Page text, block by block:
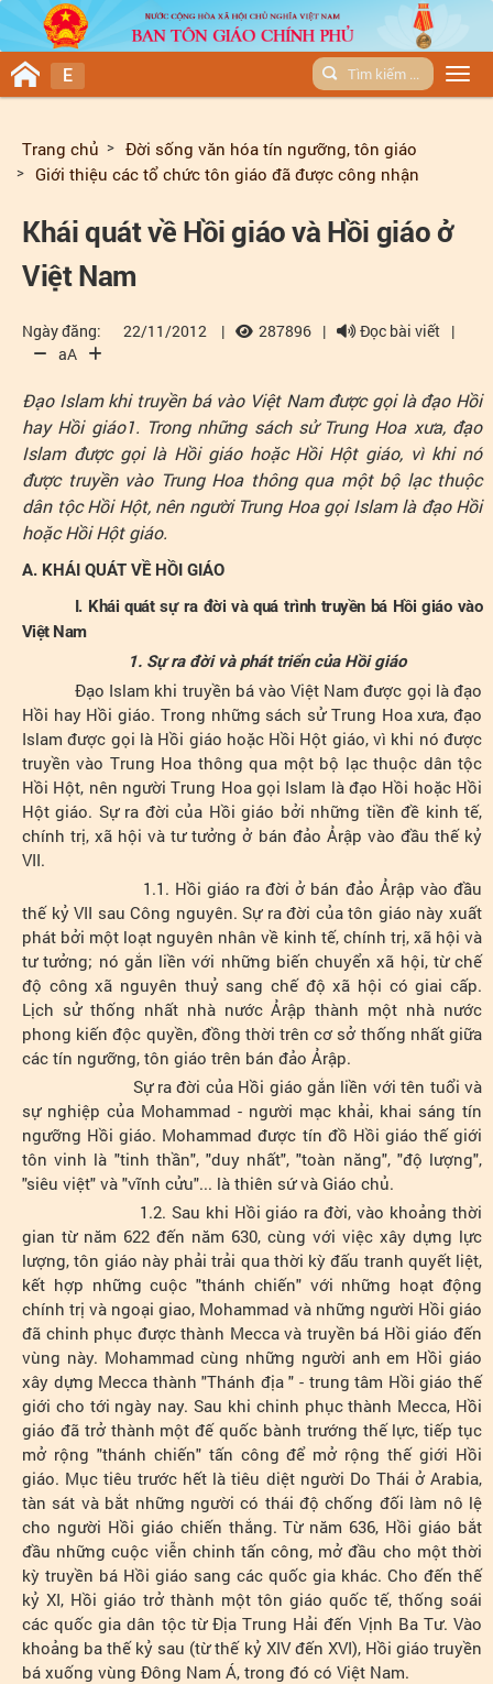
E
Trang chủ
Đời sống văn hóa tín ngưỡng, tôn giáo
Giới thiệu các tổ chức tôn giáo đã được công nhận
Khái quát về Hồi giáo và Hồi giáo ở
Việt Nam
Ngày đăng: 22/11/2012 | 287896 | Đọc bài viết |
aA
Đạo Islam khi truyền bá vào Việt Nam được gọi là đạo Hồi
hay Hồi giáo1. Trong những sách sử Trung Hoa xưa, đạo
Islam được gọi là Hồi giáo hoặc Hồi Hột giáo, vì khi nó
được truyền vào Trung Hoa thông qua một bộ lạc thuộc
dân tộc Hồi Hột, nên người Trung Hoa gọi Islam là đạo Hồi
hoặc Hồi Hột giáo.
A. KHÁI QUÁT VỀ HỒI GIÁO
I. Khái quát sự ra đời và quá trình truyền bá Hồi giáo vào
Việt Nam
1. Sự ra đời và phát triển của Hồi giáo
Đạo Islam khi truyền bá vào Việt Nam được gọi là đạo
Hồi hay Hồi giáo. Trong những sách sử Trung Hoa xưa, đạo
Islam được gọi là Hồi giáo hoặc Hồi Hột giáo, vì khi nó được
truyền vào Trung Hoa thông qua một bộ lạc thuộc dân tộc
Hồi Hột, nên người Trung Hoa gọi Islam là đạo Hồi hoặc Hồi
Hột giáo. Sự ra đời của Hồi giáo bởi những tiền đề kinh tế,
chính trị, xã hội và tư tưởng ở bán đảo Ảrập vào đầu thế kỷ
VII.
1.1. Hồi giáo ra đời ở bán đảo Ảrập vào đầu
thế kỷ VII sau Công nguyên. Sự ra đời của tôn giáo này xuất
phát bởi một loạt nguyên nhân về kinh tế, chính trị, xã hội và
tư tưởng; nó gắn liền với những biến chuyển xã hội, từ chế
độ công xã nguyên thuỷ sang chế độ xã hội có giai cấp.
Lịch sử thống nhất nhà nước Ảrập thành một nhà nước
phong kiến độc quyền, đồng thời trên cơ sở thống nhất giữa
các tín ngưỡng, tôn giáo trên bán đảo Ảrập.
Sự ra đời của Hồi giáo gắn liền với tên tuổi và
sự nghiệp của Mohammad - người mạc khải, khai sáng tín
ngưỡng Hồi giáo. Mohammad được tín đồ Hồi giáo thế giới
tôn vinh là "tinh thần", "duy nhất", "toàn năng", "độ lượng",
"siêu việt" và "vĩnh cửu"... là thiên sứ và Giáo chủ.
1.2. Sau khi Hồi giáo ra đời, vào khoảng thời
gian từ năm 622 đến năm 630, cùng với việc xây dựng lực
lượng, tôn giáo này phải trải qua thời kỳ đấu tranh quyết liệt,
kết hợp những cuộc "thánh chiến" với những hoạt động
chính trị và ngoại giao, Mohammad và những người Hồi giáo
đã chinh phục được thành Mecca và truyền bá Hồi giáo đến
vùng này. Mohammad cùng những người anh em Hồi giáo
xây dựng Mecca thành "Thánh địa " - trung tâm Hồi giáo thế
giới cho tới ngày nay. Sau khi chinh phục thành Mecca, Hồi
giáo đã trở thành một đế quốc bành trướng thế lực, tiếp tục
mở rộng "thánh chiến" tấn công để mở rộng thế giới Hồi
giáo. Mục tiêu trước hết là tiêu diệt người Do Thái ở Arabia,
tàn sát và bắt những người có thái độ chống đối làm nô lệ
cho người Hồi giáo chiến thắng. Từ năm 636, Hồi giáo bắt
đầu những cuộc viễn chinh tấn công, mở đầu cho một thời
kỳ truyền bá Hồi giáo sang các quốc gia khác. Cho đến thế
kỷ XI, Hồi giáo trở thành một tôn giáo quốc tế, thống soái
các quốc gia dân tộc từ Địa Trung Hải đến Vịnh Ba Tư. Vào
khoảng ba thế kỷ sau (từ thế kỷ XIV đến XVI), Hồi giáo truyền
bá xuống vùng Đông Nam Á, trong đó có Việt Nam.